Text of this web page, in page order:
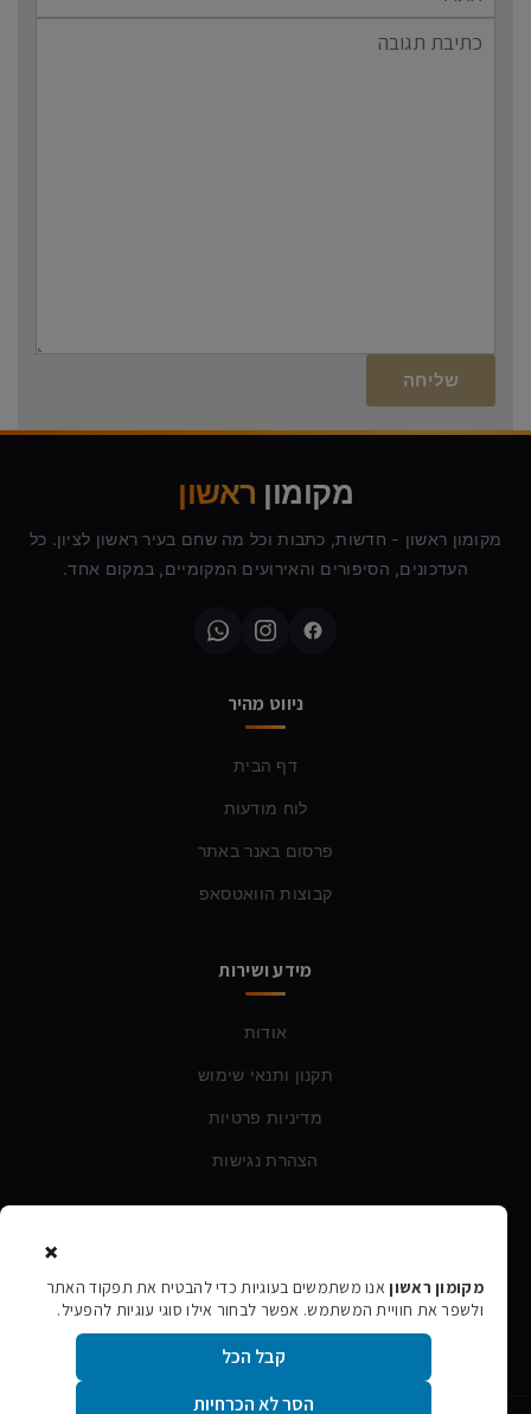
תגובה
מקומון ראשון
מקומון ראשון - חדשות, כתבות וכל מה שחם בעיר ראשון לציון. כל
העדכונים, הסיפורים והאירועים המקומיים, במקום אחד.
ניווט מהיר
דף הבית
לוח מודעות
פרסום באנר באתר
קבוצות הוואטסאפ
מידע ושירות
אודות
תקנון ותנאי שימוש
מדיניות פרטיות
הצהרת נגישות
טלפון: 054-760-6388
אימייל: rishon106@gmail.com
×
מקומון ראשוןאנו משתמשים בעוגיות כדי להבטיח את תפקוד האתר
ולשפר את חוויית המשתמש. אפשר לבחור אילו סוגי עוגיות להפעיל.
קבל הכל
הסר לא הכרחיות